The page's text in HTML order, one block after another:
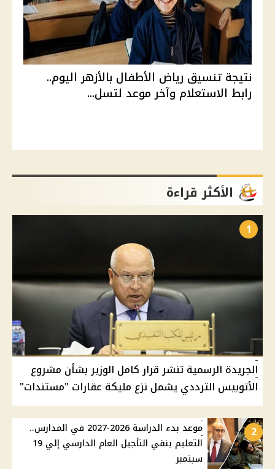
نتيجة تنسيق رياض الأطفال بالأزهر اليوم..
رابط الاستعلام وآخر موعد لتسل...
الأكثر قراءة
1
الجريدة الرسمية تنشر قرار كامل الوزير بشأن مشروع
الأتوبيس الترددي يشمل نزع مليكة عقارات "مستندات"
2
موعد بدء الدراسة 2026-2027 في المدارس..
التعليم ينفي التأجيل العام الدارسي إلي 19
سبتمبر